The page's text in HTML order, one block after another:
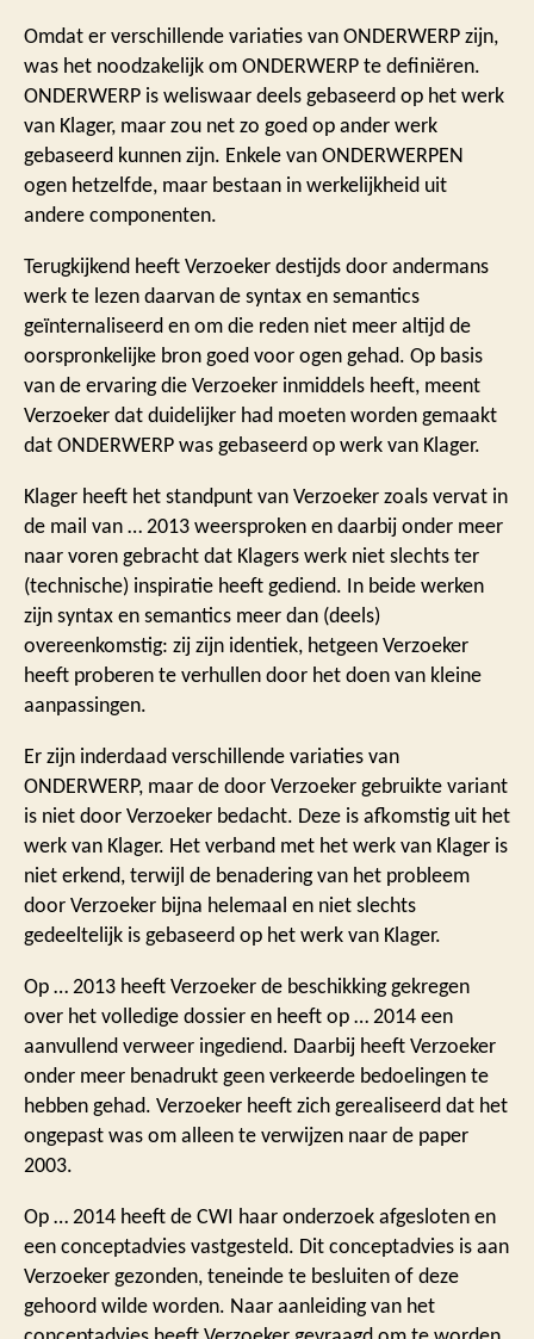
Omdat er verschillende variaties van ONDERWERP zijn,
was het noodzakelijk om ONDERWERP te definiëren.
ONDERWERP is weliswaar deels gebaseerd op het werk
van Klager, maar zou net zo goed op ander werk
gebaseerd kunnen zijn. Enkele van ONDERWERPEN
ogen hetzelfde, maar bestaan in werkelijkheid uit
andere componenten.
Terugkijkend heeft Verzoeker destijds door andermans
werk te lezen daarvan de syntax en semantics
geïnternaliseerd en om die reden niet meer altijd de
oorspronkelijke bron goed voor ogen gehad. Op basis
van de ervaring die Verzoeker inmiddels heeft, meent
Verzoeker dat duidelijker had moeten worden gemaakt
dat ONDERWERP was gebaseerd op werk van Klager.
Klager heeft het standpunt van Verzoeker zoals vervat in
de mail van … 2013 weersproken en daarbij onder meer
naar voren gebracht dat Klagers werk niet slechts ter
(technische) inspiratie heeft gediend. In beide werken
zijn syntax en semantics meer dan (deels)
overeenkomstig: zij zijn identiek, hetgeen Verzoeker
heeft proberen te verhullen door het doen van kleine
aanpassingen.
Er zijn inderdaad verschillende variaties van
ONDERWERP, maar de door Verzoeker gebruikte variant
is niet door Verzoeker bedacht. Deze is afkomstig uit het
werk van Klager. Het verband met het werk van Klager is
niet erkend, terwijl de benadering van het probleem
door Verzoeker bijna helemaal en niet slechts
gedeeltelijk is gebaseerd op het werk van Klager.
Op … 2013 heeft Verzoeker de beschikking gekregen
over het volledige dossier en heeft op … 2014 een
aanvullend verweer ingediend. Daarbij heeft Verzoeker
onder meer benadrukt geen verkeerde bedoelingen te
hebben gehad. Verzoeker heeft zich gerealiseerd dat het
ongepast was om alleen te verwijzen naar de paper
2003.
Op … 2014 heeft de CWI haar onderzoek afgesloten en
een conceptadvies vastgesteld. Dit conceptadvies is aan
Verzoeker gezonden, teneinde te besluiten of deze
gehoord wilde worden. Naar aanleiding van het